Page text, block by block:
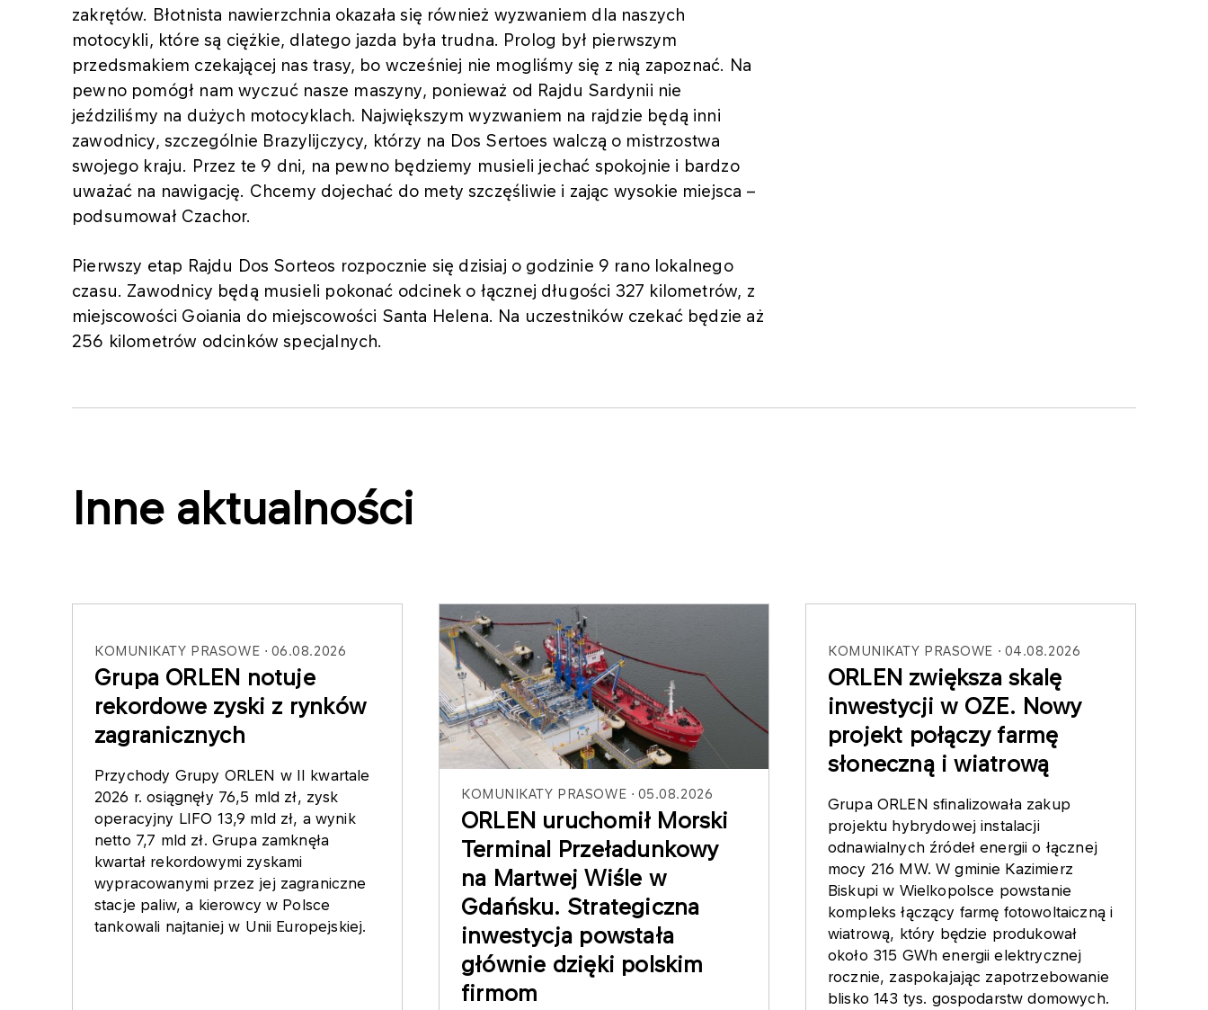
zakrętów. Błotnista nawierzchnia okazała się również wyzwaniem dla naszych
motocykli, które są ciężkie, dlatego jazda była trudna. Prolog był pierwszym
przedsmakiem czekającej nas trasy, bo wcześniej nie mogliśmy się z nią zapoznać. Na
pewno pomógł nam wyczuć nasze maszyny, ponieważ od Rajdu Sardynii nie
jeździliśmy na dużych motocyklach. Największym wyzwaniem na rajdzie będą inni
zawodnicy, szczególnie Brazylijczycy, którzy na Dos Sertoes walczą o mistrzostwa
swojego kraju. Przez te 9 dni, na pewno będziemy musieli jechać spokojnie i bardzo
uważać na nawigację. Chcemy dojechać do mety szczęśliwie i zając wysokie miejsca –
podsumował Czachor.
Pierwszy etap Rajdu Dos Sorteos rozpocznie się dzisiaj o godzinie 9 rano lokalnego
czasu. Zawodnicy będą musieli pokonać odcinek o łącznej długości 327 kilometrów, z
miejscowości Goiania do miejscowości Santa Helena. Na uczestników czekać będzie aż
256 kilometrów odcinków specjalnych.
Inne aktualności
KOMUNIKATY PRASOWE 06.08.2026
Grupa ORLEN notuje
rekordowe zyski z rynków
zagranicznych
Przychody Grupy ORLEN w II kwartale
2026 r. osiągnęły 76,5 mld zł, zysk
operacyjny LIFO 13,9 mld zł, a wynik
netto 7,7 mld zł. Grupa zamknęła
kwartał rekordowymi zyskami
wypracowanymi przez jej zagraniczne
stacje paliw, a kierowcy w Polsce
tankowali najtaniej w Unii Europejskiej.
KOMUNIKATY PRASOWE 05.08.2026
ORLEN uruchomił Morski
Terminal Przeładunkowy
na Martwej Wiśle w
Gdańsku. Strategiczna
inwestycja powstała
głównie dzięki polskim
firmom
KOMUNIKATY PRASOWE 04.08.2026
ORLEN zwiększa skalę
inwestycji w OZE. Nowy
projekt połączy farmę
słoneczną i wiatrową
Grupa ORLEN sfinalizowała zakup
projektu hybrydowej instalacji
odnawialnych źródeł energii o łącznej
mocy 216 MW. W gminie Kazimierz
Biskupi w Wielkopolsce powstanie
kompleks łączący farmę fotowoltaiczną i
wiatrową, który będzie produkował
około 315 GWh energii elektrycznej
rocznie, zaspokajając zapotrzebowanie
blisko 143 tys. gospodarstw domowych.